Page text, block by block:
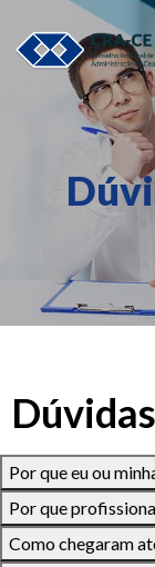
Por que eu ou
Por que
Como chegaram